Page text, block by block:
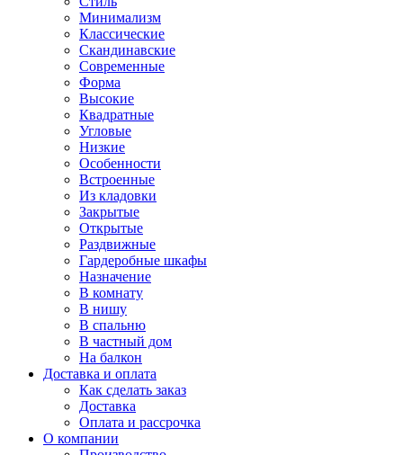
Минимализм
Классические
Скандинавские
Современные
Форма
Высокие
Квадратные
Угловые
Низкие
Особенности
Встроенные
Из кладовки
Закрытые
Открытые
Раздвижные
Гардеробные шкафы
Назначение
В комнату
В нишу
В спальню
В частный дом
На балкон
Доставка и оплата
Как сделать заказ
Доставка
Оплата и рассрочка
О компании